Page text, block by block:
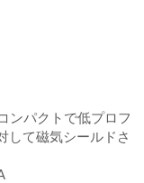
ンパクトで低プロフ
して磁気シールドさ